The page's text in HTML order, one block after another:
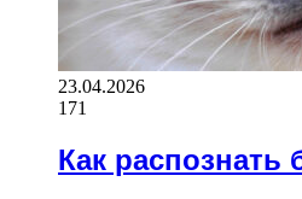
23.04.2026
171
Как распознать